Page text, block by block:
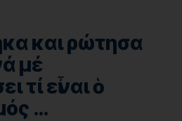
και ρώτησα
μέ
τί εἶναι ὁ
…